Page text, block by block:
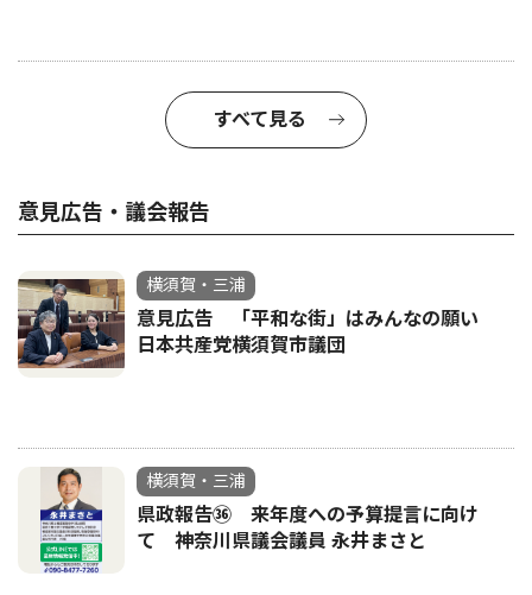
すべて見る
意見広告・議会報告
横須賀・三浦
意見広告 「平和な街」はみんなの願い
日本共産党横須賀市議団
横須賀・三浦
県政報告㊱ 来年度への予算提言に向け
て 神奈川県議会議員 永井まさと